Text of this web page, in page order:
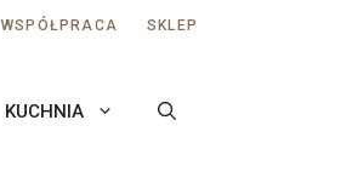
WSPÓŁPRACA SKLEP
KUCHNIA